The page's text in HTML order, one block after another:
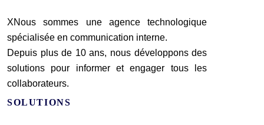
XNous sommes une agence technologique
spécialisée en communication interne.
Depuis plus de 10 ans, nous développons des
solutions pour informer et engager tous les
collaborateurs.
SOLUTIONS